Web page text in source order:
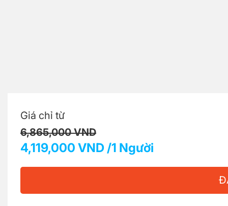
Giá chỉ từ
6,865,000 VND
4,119,000 VND /1 Người